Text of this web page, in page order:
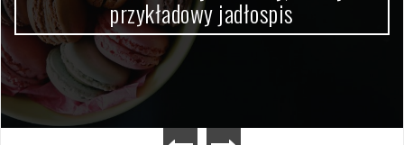
przykładowy jadłospis